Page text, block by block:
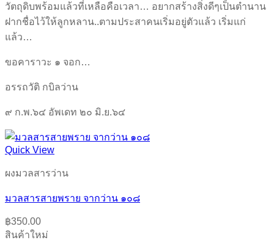
วัตถุดิบพร้อมแล้วที่เหลือคือเวลา… อยากสร้างสิ่งดีๆเป็นตำนาน
ฝากชื่อไว้ให้ลูกหลาน..ตามประสาคนเริ่มอยู่ตัวแล้ว เริ่มแก่
แล้ว…
ขอคาราวะ ๑ จอก…
อรรถวัติ กบิลว่าน
๙ ก.พ.๖๔ อัพเดท ๒๐ มิ.ย.๖๔
Quick View
ผงมวลสารว่าน
มวลสารสายพราย จากว่าน ๑๐๘
฿350.00
สินค้าใหม่